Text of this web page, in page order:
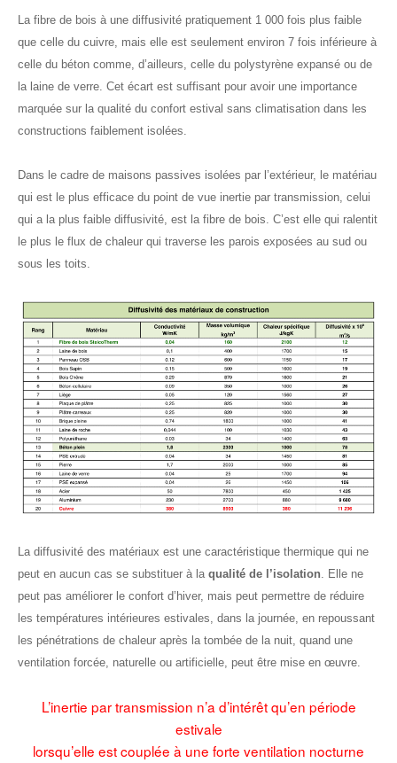
La fibre de bois à une diffusivité pratiquement 1 000 fois plus faible
que celle du cuivre, mais elle est seulement environ 7 fois inférieure à
celle du béton comme, d’ailleurs, celle du polystyrène expansé ou de
la laine de verre. Cet écart est suffisant pour avoir une importance
marquée sur la qualité du confort estival sans climatisation dans les
constructions faiblement isolées.
Dans le cadre de maisons passives isolées par l’extérieur, le matériau
qui est le plus efficace du point de vue inertie par transmission, celui
qui a la plus faible diffusivité, est la fibre de bois. C’est elle qui ralentit
le plus le flux de chaleur qui traverse les parois exposées au sud ou
sous les toits.
La diffusivité des matériaux est une caractéristique thermique qui ne
peut en aucun cas se substituer à la qualité de l’isolation. Elle ne
peut pas améliorer le confort d’hiver, mais peut permettre de réduire
les températures intérieures estivales, dans la journée, en repoussant
les pénétrations de chaleur après la tombée de la nuit, quand une
ventilation forcée, naturelle ou artificielle, peut être mise en œuvre.
L’inertie par transmission n’a d’intérêt qu’en période
estivale
lorsqu’elle est couplée à une forte ventilation nocturne